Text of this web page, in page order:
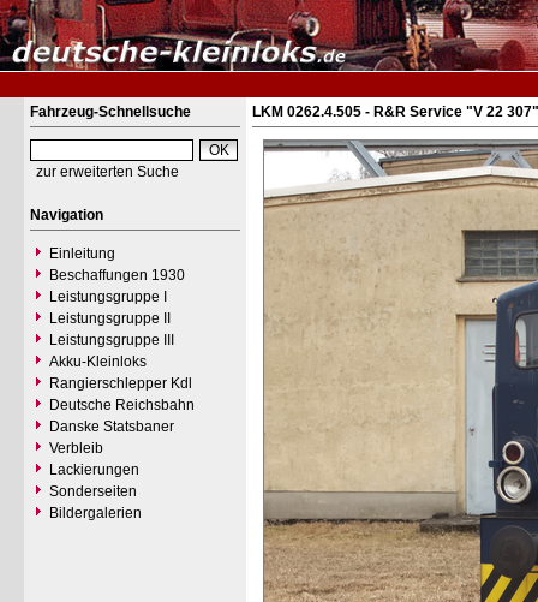
Fahrzeug-Schnellsuche
zur erweiterten Suche
Navigation
Einleitung
Beschaffungen 1930
Leistungsgruppe I
Leistungsgruppe II
Leistungsgruppe III
Akku-Kleinloks
Rangierschlepper Kdl
Deutsche Reichsbahn
Danske Statsbaner
Verbleib
Lackierungen
Sonderseiten
Bildergalerien
LKM 0262.4.505 - R&R Service "V 22 307"